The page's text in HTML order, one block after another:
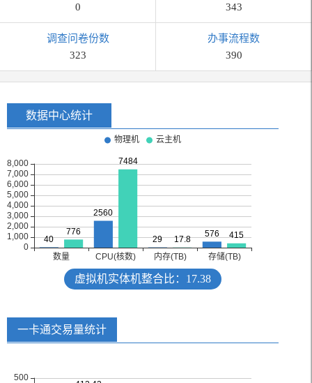
0
343
调查问卷份数
323
办事流程数
390
数据中心统计
虚拟机实体机整合比：17.38
一卡通交易量统计